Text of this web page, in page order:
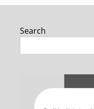
Search